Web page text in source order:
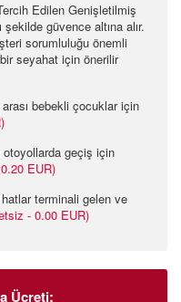
Edilen Genişletilmiş
şekilde güvence altına alır.
sorumluluğu önemli
seyahat için önerilir
bebekli çocuklar için
geçiş için
EUR)
terminali gelen ve
- 0.00 EUR)
Ücreti: